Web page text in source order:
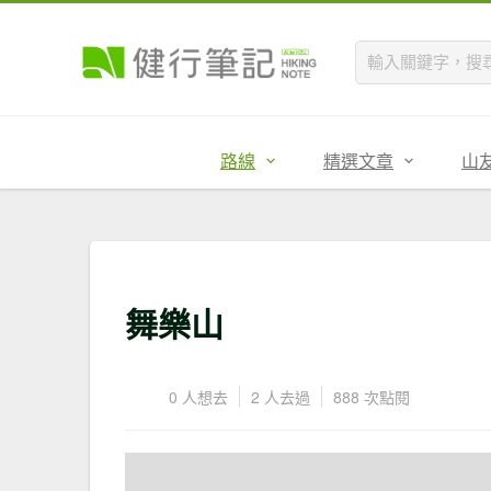
路線 精選文章 山
舞樂山
0 人想去 2 人去過 888 次點閱